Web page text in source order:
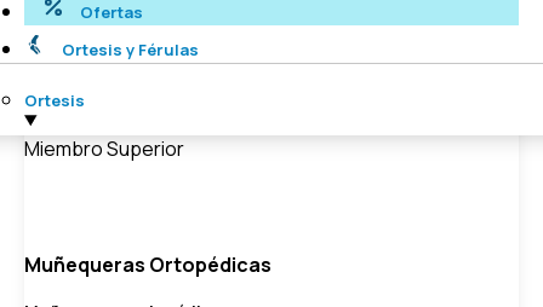
Ofertas
Ortesis y Férulas
Ortesis
Miembro Superior
Muñequeras Ortopédicas